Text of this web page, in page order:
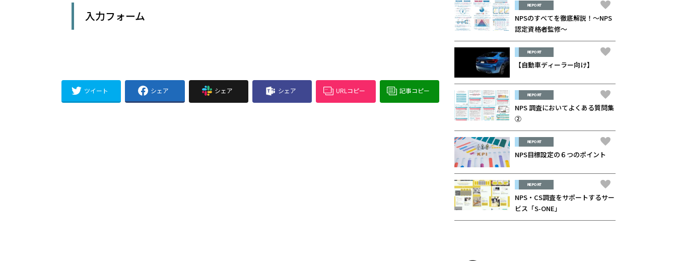
入力フォーム
ツイート シェア シェア シェア URLコピー 記事コピー
REPORT
NPSのすべてを徹底解説！～NPS
認定資格者監修～
REPORT
【自動車ディーラー向け】
REPORT
NPS 調査においてよくある質問集
②
REPORT
NPS目標設定の６つのポイント
REPORT
NPS・CS調査をサポートするサー
ビス「S-ONE」